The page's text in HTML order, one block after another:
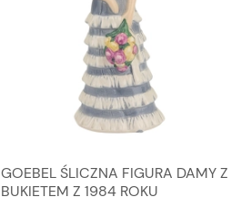
GOEBEL ŚLICZNA FIGURA DAMY Z
BUKIETEM Z 1984 ROKU